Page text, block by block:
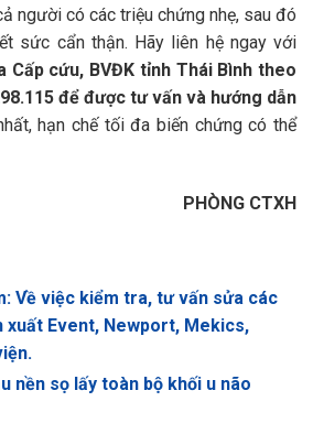
người có các triệu chứng nhẹ, sau đó
sức cẩn thận. Hãy liên hệ ngay với
Cấp cứu, BVĐK tỉnh Thái Bình theo
để được tư vấn và hướng dẫn
hạn chế tối đa biến chứng có thể
PHÒNG CTXH
Về việc kiểm tra, tư vấn sửa các
xuất Event, Newport, Mekics,
nền sọ lấy toàn bộ khối u não